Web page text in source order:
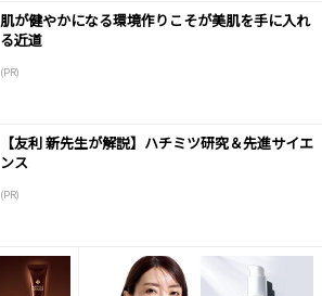
肌が健やかになる環境作りこそが美肌を手に入れ
る近道
(PR)
【友利 新先生が解説】ハチミツ研究＆先進サイエ
ンス
(PR)